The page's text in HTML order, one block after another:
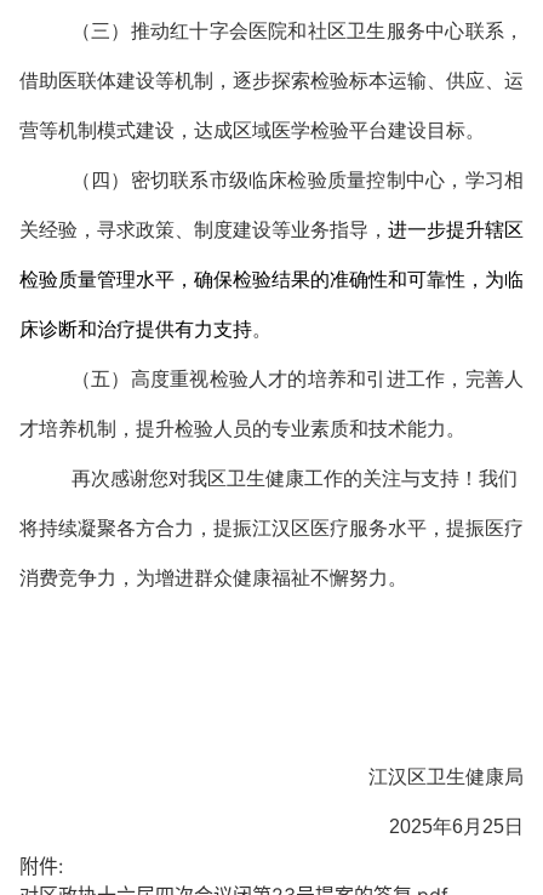
（三）推动红十字会医院和社区卫生服务中心联系，
借助医联体建设等机制，逐步探索检验标本运输、供应、运
营等机制模式建设，达成区域医学检验平台建设目标。
（四）密切联系市级临床检验质量控制中心，学习相
关经验，寻求政策、制度建设等业务指导， 进一步提升辖区
检验质量管理水平，确保检验结果的准确性和可靠性，为临
床诊断和治疗提供有力支持。
（五）高度重视检验人才的培养和引进工作，完善人
才培养机制，提升检验人员的专业素质和技术能力。
再次感谢您对我区卫生健康工作的关注与支持！我们
将持续凝聚各方合力，提振江汉区医疗服务水平，提振医疗
消费竞争力，为增进群众健康福祉不懈努力。
江汉区卫生健康局
2025年6月25日
附件: